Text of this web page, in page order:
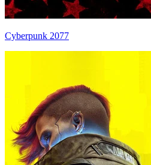
Cyberpunk 2077